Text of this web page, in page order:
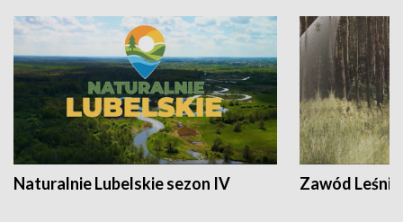
Naturalnie Lubelskie sezon IV Zawód Leśnik